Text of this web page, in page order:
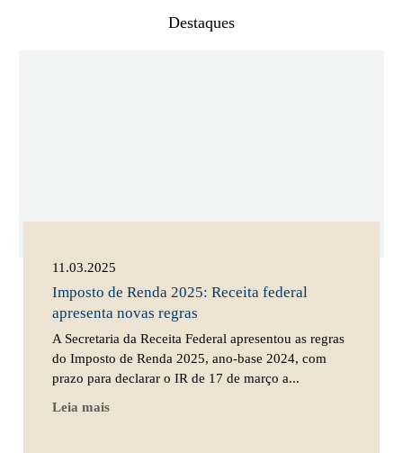
Destaques
11.03.2025
Imposto de Renda 2025: Receita federal
apresenta novas regras
A Secretaria da Receita Federal apresentou as regras
do Imposto de Renda 2025, ano-base 2024, com
prazo para declarar o IR de 17 de março a...
Leia mais